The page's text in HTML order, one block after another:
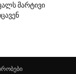
მარტივი